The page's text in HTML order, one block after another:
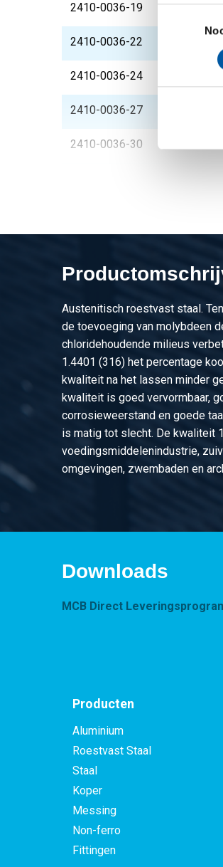
2410-0036-19
2410-0036-22
2410-0036-24
2410-0036-27
2410-0036-30
2410-0036-50
2410-0036-55
2410-0036-60
Austenitisch roestvast staal.
de toevoeging van molybdeen
chloridehoudende milieus
1.4401 (316) het percentage
kwaliteit na het lassen minder
kwaliteit is goed vervormbaar,
corrosieweerstand en goede
is matig tot slecht. De kwaliteit
voedingsmiddelenindustrie,
omgevingen, zwembaden en
Downloads
MCB Direct
Producten
Aluminium
Roestvast Staal
Staal
Koper
Messing
Non-ferro
Fittingen